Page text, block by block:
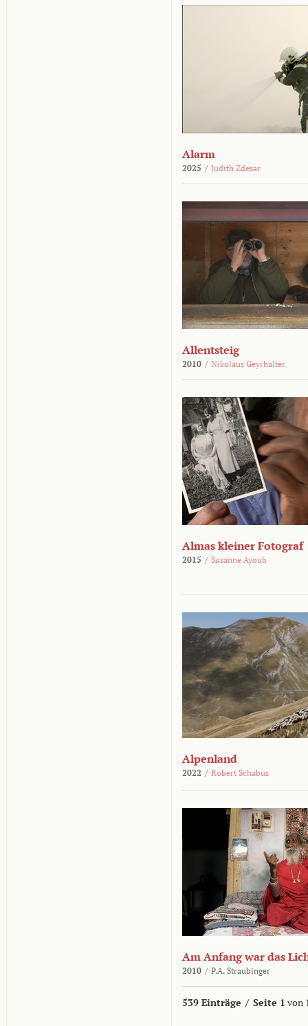
Alarm
2025 / Judith Zdesar
Allentsteig
2010 / Nikolaus Geyrhalter
Almas kleiner Fotograf
2015 / Susanne Ayoub
Alpenland
2022 / Robert Schabus
Am Anfang war das
2010 / P.A. Straubinger
539 Einträge / Seite 1 von